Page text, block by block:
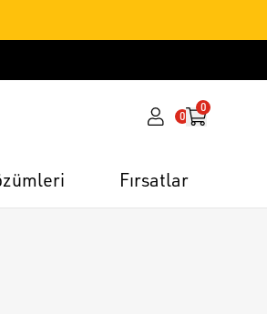
0
0
Fırsatlar